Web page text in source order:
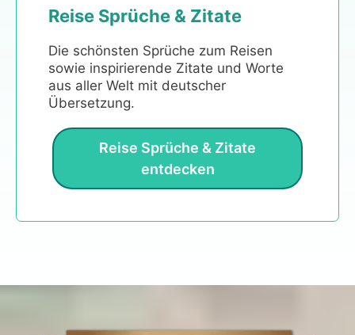
Reise Sprüche & Zitate
Die schönsten Sprüche zum Reisen
sowie inspirierende Zitate und Worte
aus aller Welt mit deutscher
Übersetzung.
Reise Sprüche & Zitate
entdecken